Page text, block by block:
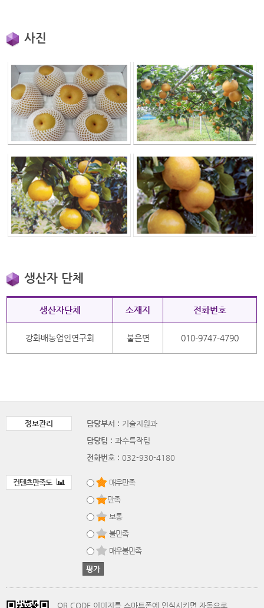
사진
생산자 단체
생산자단체 소재지 전화번호
강화배농업인연구회 불은면 010-9747-4790
정보관리 담당부서 : 기술지원과
담당팀 : 과수특작팀
전화번호 : 032-930-4180
컨텐츠만족도
매우만족
만족
보통
불만족
매우불만족
QR CODE 이미지를 스마트폰에 인식시키면 자동으로